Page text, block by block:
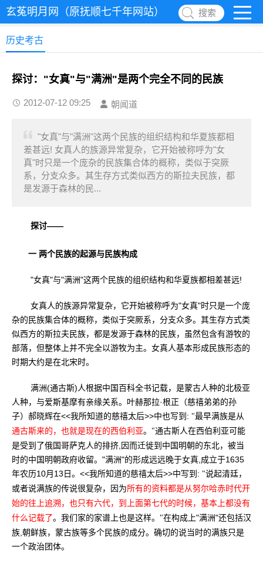
玄菟明月网（原抚顺七千年网站） 搜索
历史考古
探讨："女真"与"满洲"是两个完全不同的民族
2012-07-12 09:25 朝闻道
"女真"与"满洲"这两个民族的组织结构和华夏族都相
差甚远! 女真人的族源异常复杂，它开始被称呼为"女
真"时只是一个庞杂的民族集合体的概称，类似于突厥
系，分支众多。其生存方式类似西方的斯拉夫民族，都
是发源于森林的民...
探讨——
一 两个民族的起源与民族构成
"女真"与"满洲"这两个民族的组织结构和华夏族都相差甚远!
女真人的族源异常复杂，它开始被称呼为"女真"时只是一个庞
杂的民族集合体的概称，类似于突厥系，分支众多。其生存方式类
似西方的斯拉夫民族，都是发源于森林的民族，虽然包含有游牧的
部落，但整体上并不完全以游牧为主。女真人基本形成民族形态的
时期大约是在北宋时。
满洲(通古斯)人根据中国百科全书记载，是蒙古人种的北极亚
人种，与爱斯基摩有亲缘关系。 叶赫那拉·根正（慈禧弟弟的孙
子）郝晓辉在<<我所知道的慈禧太后>>中也写到: "最早满族是从
通古斯来的，也就是现在的西伯利亚。"通古斯人在西伯利亚可能
是受到了俄国哥萨克人的排挤,因而迁徙到中国明朝的东北，被当
时的中国明朝政府收留。"满洲"的形成远远晚于女真,成立于1635
年农历10月13日。<<我所知道的慈禧太后>>中写到: "说起清廷，
或者说满族的传说很复杂，
因为所有的资料都是从努尔哈赤时代开
始的往上追溯，也只有六代，到上面第七代的时候，基本上都没有
什么记载了。我们家的家谱上也是这样。"在构成上"满洲"还包括汉
族,朝鲜族，蒙古族等多个民族的成分。确切的说当时的满族只是
一个政治团体。